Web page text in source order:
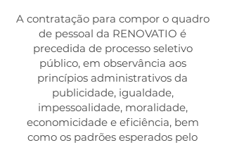
A contratação para compor o quadro
de pessoal da RENOVATIO é
precedida de processo seletivo
público, em observância aos
princípios administrativos da
publicidade, igualdade,
impessoalidade, moralidade,
economicidade e eficiência, bem
como os padrões esperados pelo